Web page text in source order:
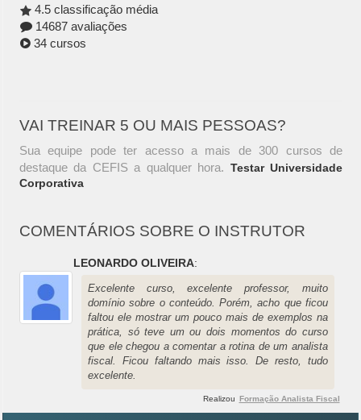
4.5 classificação média
14687 avaliações
34 cursos
VAI TREINAR 5 OU MAIS PESSOAS?
Sua equipe pode ter acesso a mais de 300 cursos de
destaque da CEFIS a qualquer hora. Testar Universidade
Corporativa
COMENTÁRIOS SOBRE O INSTRUTOR
LEONARDO OLIVEIRA:
Excelente curso, excelente professor, muito
domínio sobre o conteúdo. Porém, acho que ficou
faltou ele mostrar um pouco mais de exemplos na
prática, só teve um ou dois momentos do curso
que ele chegou a comentar a rotina de um analista
fiscal. Ficou faltando mais isso. De resto, tudo
excelente.
Realizou Formação Analista Fiscal